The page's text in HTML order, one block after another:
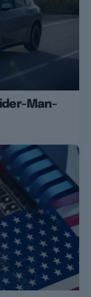
Man-